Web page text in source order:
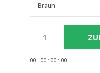
00 : 00 : 00 : 00